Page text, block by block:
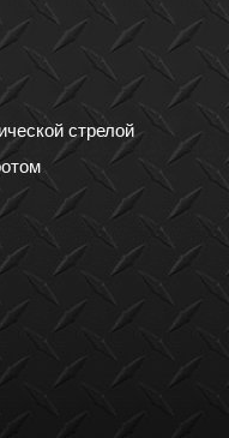
стрелой